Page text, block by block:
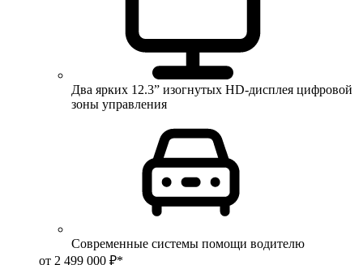
Два ярких 12.3” изогнутых HD-дисплея цифровой
зоны управления
Современные системы помощи водителю
от 2 499 000 ₽*